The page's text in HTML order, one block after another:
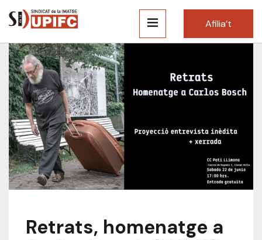
Afilia’t
Retrats, homenatge a